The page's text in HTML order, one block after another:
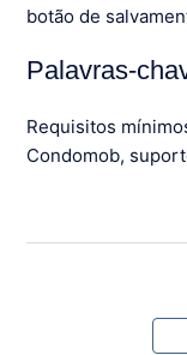
botão de
Palavras-
Requisitos
Condomob,